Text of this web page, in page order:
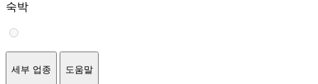
숙박
세부 업종 도움말